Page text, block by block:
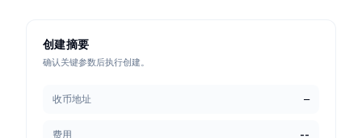
创建摘要
确认关键参数后执行创建。
收币地址 —
费用 --